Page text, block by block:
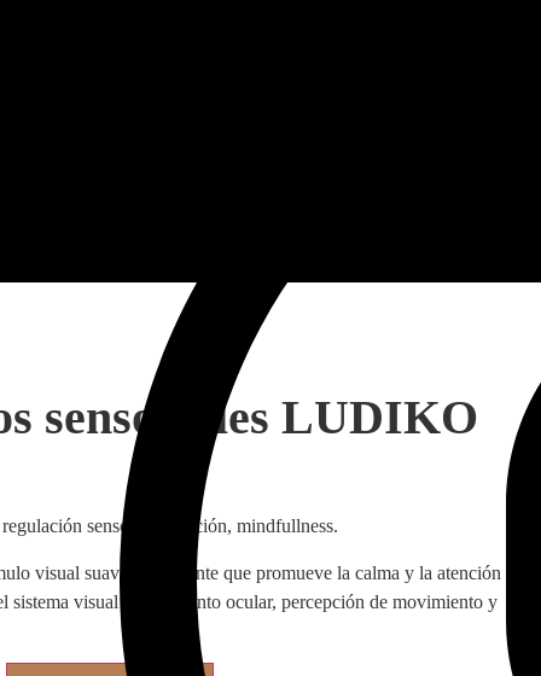
sensoriales LUDIKO
sensorial, atención, mindfullness.
visual suave y constante que promueve la calma y la atención
sistema visual (seguimiento ocular, percepción de movimiento y